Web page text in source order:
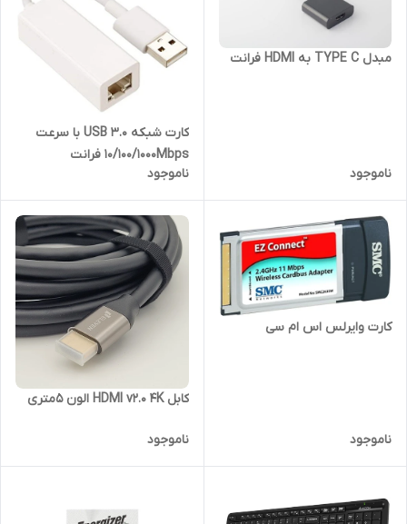
مبدل TYPE C به HDMI فرانت
ناموجود
کارت شبکه USB 3.0 با سرعت
10/100/1000Mbps فرانت
ناموجود
کارت وایرلس اس ام سی
ناموجود
کابل HDMI v2.0 4K الون 5متری
ناموجود